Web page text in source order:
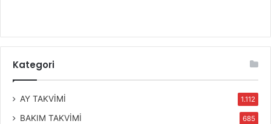
Kategori
AY TAKVİMİ 1.112
BAKIM TAKVİMİ 685